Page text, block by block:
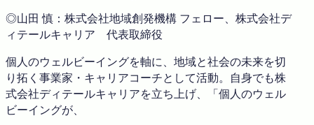
◎山田 慎：株式会社地域創発機構 フェロー、株式会社デ
ィテールキャリア 代表取締役
個人のウェルビーイングを軸に、地域と社会の未来を切
り拓く事業家・キャリアコーチとして活動。自身でも株
式会社ディテールキャリアを立ち上げ、「個人のウェル
ビーイングが、